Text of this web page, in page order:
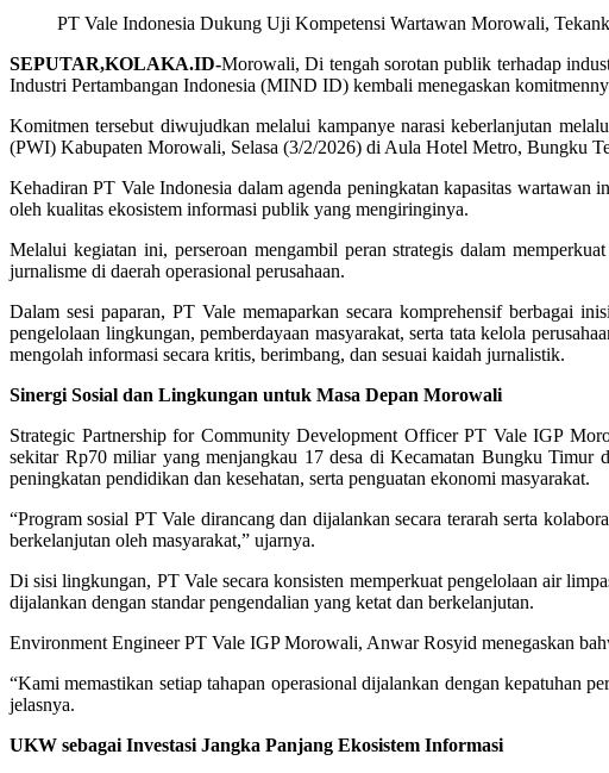
PT Vale Indonesia Dukung Uji Kompetensi Wartawan Morowali,
SEPUTAR,KOLAKA.ID-Morowali, Di tengah sorotan publik terhadap
Industri Pertambangan Indonesia (MIND ID) kembali menegaskan
Komitmen tersebut diwujudkan melalui kampanye narasi keberlanjutan
(PWI) Kabupaten Morowali, Selasa (3/2/2026) di Aula Hotel Metro, Bungku
Kehadiran PT Vale Indonesia dalam agenda peningkatan kapasitas
oleh kualitas ekosistem informasi publik yang mengiringinya.
Melalui kegiatan ini, perseroan mengambil peran strategis dalam
jurnalisme di daerah operasional perusahaan.
Dalam sesi paparan, PT Vale memaparkan secara komprehensif berbagai
pengelolaan lingkungan, pemberdayaan masyarakat, serta tata kelola
mengolah informasi secara kritis, berimbang, dan sesuai kaidah jurnalistik.
Sinergi Sosial dan Lingkungan untuk Masa Depan Morowali
Strategic Partnership for Community Development Officer PT Vale IGP
sekitar Rp70 miliar yang menjangkau 17 desa di Kecamatan Bungku Timur
peningkatan pendidikan dan kesehatan, serta penguatan ekonomi masyarakat.
“Program sosial PT Vale dirancang dan dijalankan secara terarah serta
berkelanjutan oleh masyarakat,” ujarnya.
Di sisi lingkungan, PT Vale secara konsisten memperkuat pengelolaan air
dijalankan dengan standar pengendalian yang ketat dan berkelanjutan.
Environment Engineer PT Vale IGP Morowali, Anwar Rosyid menegaskan
“Kami memastikan setiap tahapan operasional dijalankan dengan kepatuhan
jelasnya.
UKW sebagai Investasi Jangka Panjang Ekosistem Informasi